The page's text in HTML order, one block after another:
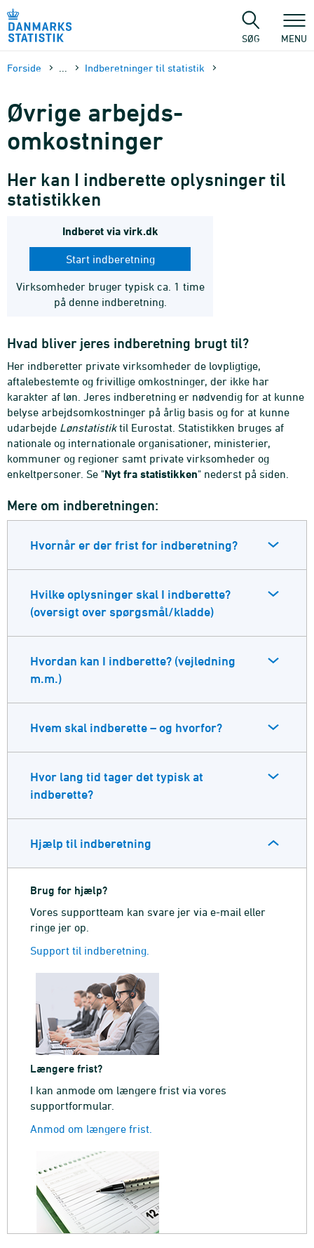
sidens
SØG MENU
Forside Indberetninger til statistik
Øvrige arbejds­
omkostning­er
Her kan I indberette oplysninger til
statistikken
Indberet via virk.dk
Start indberetning
Virksomheder bruger typisk ca. 1 time
på denne indberetning.
Hvad bliver jeres indberetning brugt til?
Her indberetter private virksomheder de lovpligtige,
aftalebestemte og frivillige omkostninger, der ikke har
karakter af løn. Jeres indberetning er nødvendig for at kunne
belyse arbejdsomkostninger på årlig basis og for at kunne
udarbejde Lønstatistiktil Eurostat. Statistikken bruges af
nationale og internationale organisationer, ministerier,
kommuner og regioner samt private virksomheder og
enkeltpersoner. Se "Nyt fra statistikken" nederst på siden.
Mere om indberetningen:
Hvornår er der frist for indberetning?
Hvilke oplysninger skal I indberette?
(oversigt over spørgsmål/kladde)
Hvordan kan I indberette? (vejledning
m.m.)
Hvem skal indberette – og hvorfor?
Hvor lang tid tager det typisk at
indberette?
Hjælp til indberetning
Brug for hjælp?
Vores supportteam kan svare jer via e-mail eller
ringe jer op.
Support til indberetning.
Længere frist?
I kan anmode om længere frist via vores
supportformular.
Anmod om længere frist.